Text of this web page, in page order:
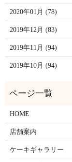
2020年01月 (78)
2019年12月 (83)
2019年11月 (94)
2019年10月 (94)
HOME
店舗案内
ケーキギャラリー